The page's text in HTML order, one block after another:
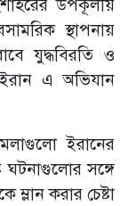
উপকূলীয়
স্থাপনায়
যুদ্ধবিরতি ও
এ অভিযান
ইরানের
ঘটনাগুলোর সঙ্গে
করার চেষ্টা